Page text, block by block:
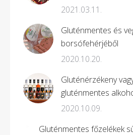
2021.03.11.
Gluténmentes és
borsófehérjéből
2020.10.20.
Gluténérzékeny
gluténmentes
2020.10.09.
Gluténmentes főzelékek